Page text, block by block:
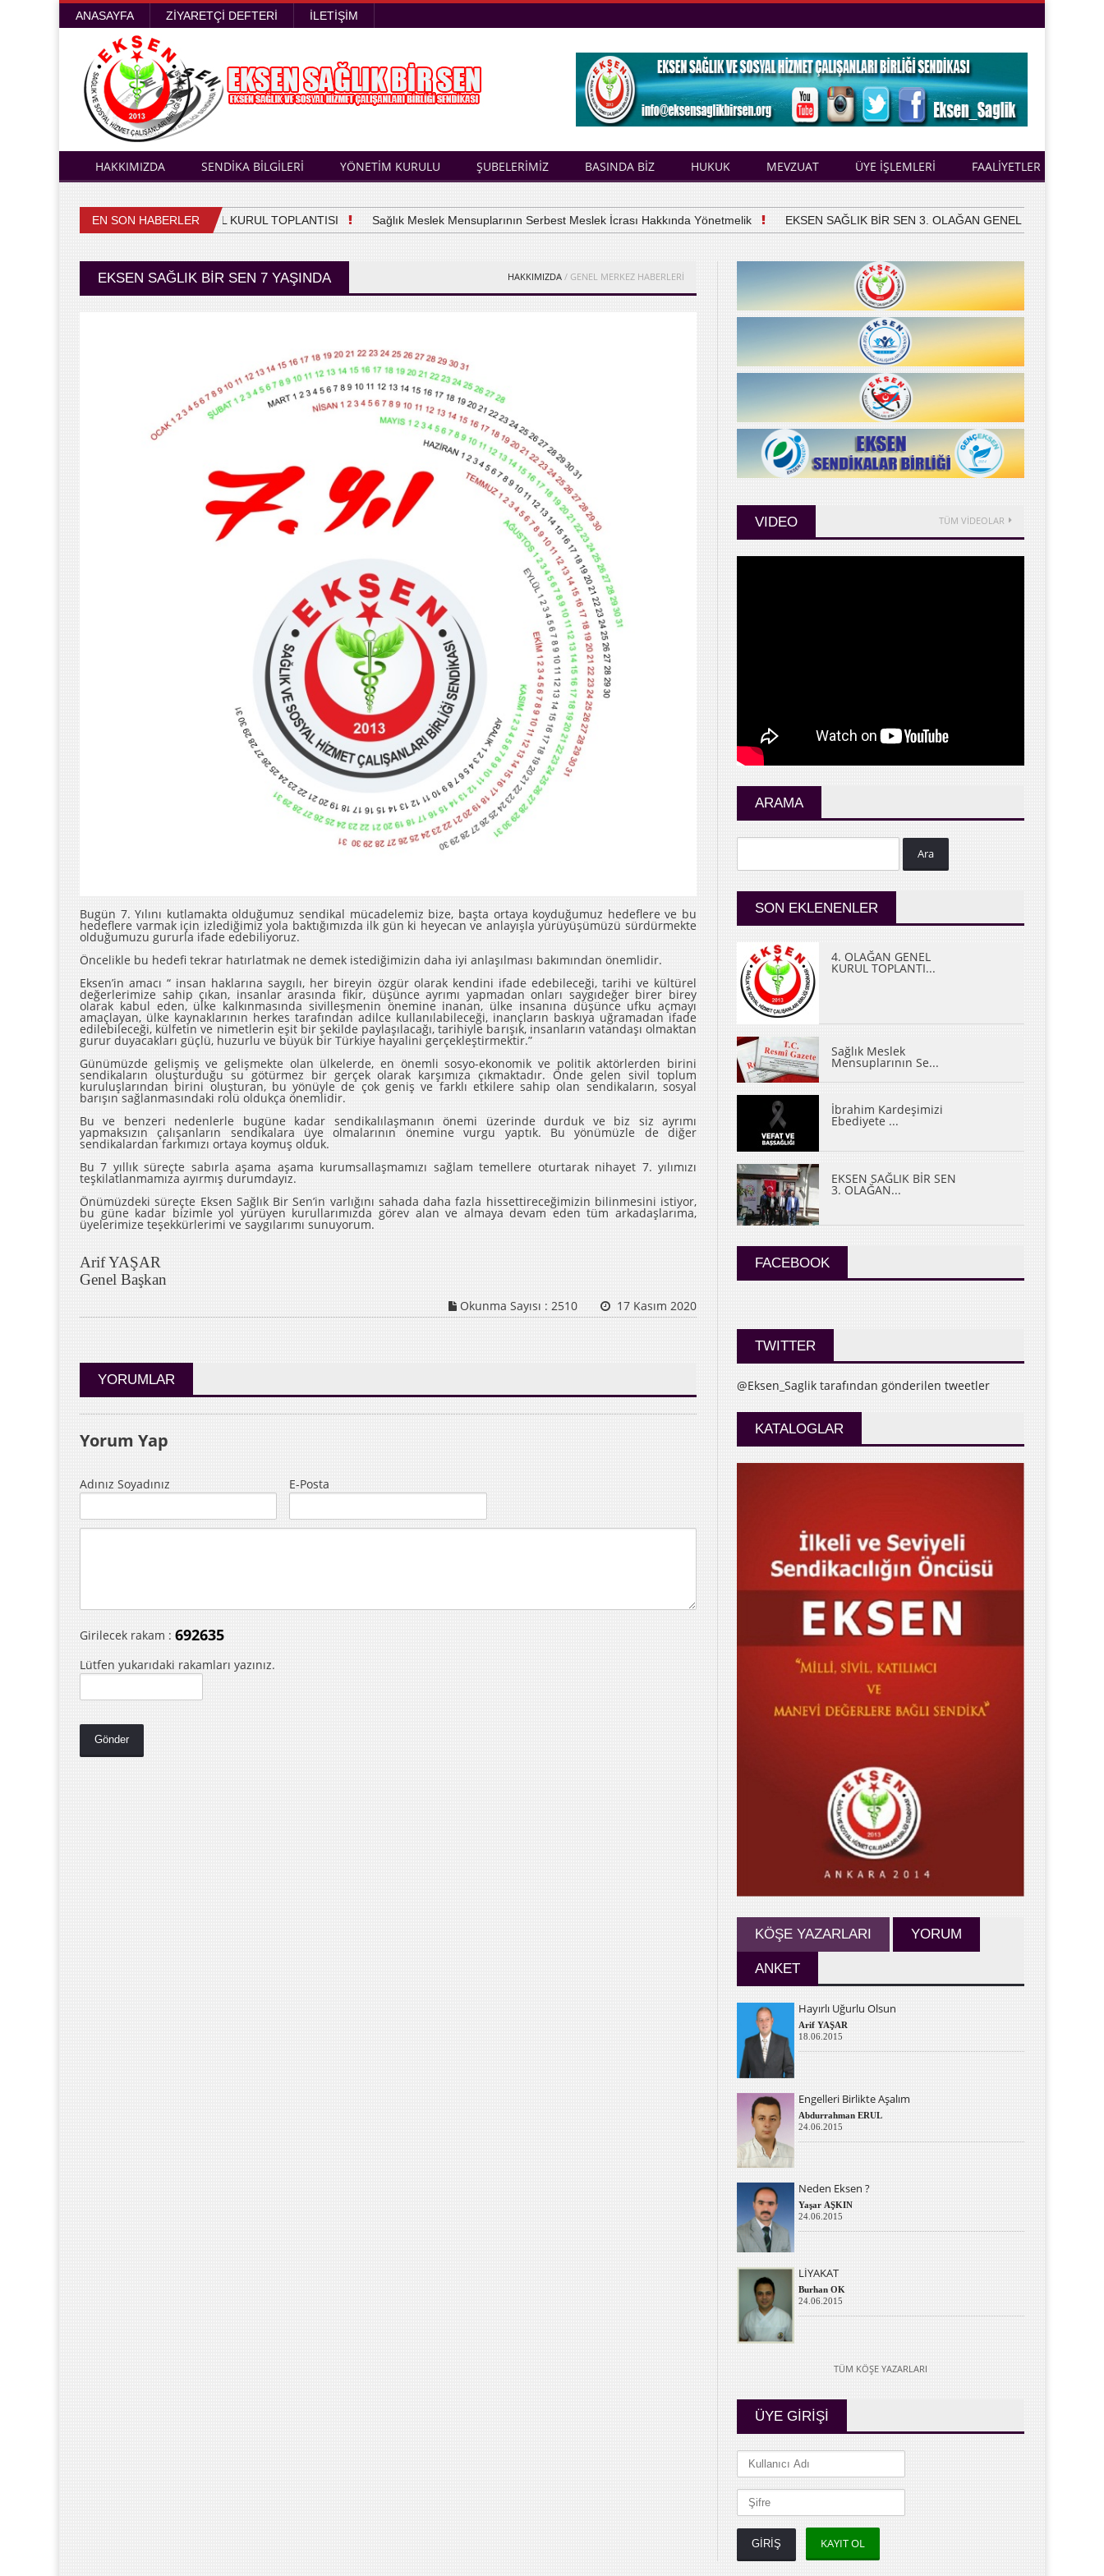
ANASAYFA ZIYARETÇI DEFTERI İLETIŞIM
HAKKIMIZDA SENDİKA BİLGİLERİ YÖNETİM KURULU ŞUBELERİMİZ BASINDA BİZ HUKUK MEVZUAT ÜYE İŞLEMLERİ FAALİYETLER
EN SON HABERLER
4. OLAĞAN GENEL KURUL TOPLANTISI Sağlık Meslek Mensuplarının Serbest Meslek İcrası Hakkında Yönetmelik EKSEN SAĞLIK BİR SEN 3. OLAĞAN GENEL KURULUNU YAPTI
EKSEN SAĞLIK BIR SEN 7 YAŞINDA HAKKIMIZDA / GENEL MERKEZ HABERLERİ
Bugün 7. Yılını kutlamakta olduğumuz sendikal mücadelemiz bize, başta ortaya koyduğumuz hedeflere ve bu
hedeflere varmak için izlediğimiz yola baktığımızda ilk gün ki heyecan ve anlayışla yürüyüşümüzü sürdürmekte
olduğumuzu gururla ifade edebiliyoruz.
Öncelikle bu hedefi tekrar hatırlatmak ne demek istediğimizin daha iyi anlaşılması bakımından önemlidir.
Eksen’in amacı “ insan haklarına saygılı, her bireyin özgür olarak kendini ifade edebileceği, tarihi ve kültürel
değerlerimize sahip çıkan, insanlar arasında fikir, düşünce ayrımı yapmadan onları saygıdeğer birer birey
olarak kabul eden, ülke kalkınmasında sivilleşmenin önemine inanan, ülke insanına düşünce ufku açmayı
amaçlayan, ülke kaynaklarının herkes tarafından adilce kullanılabileceği, inançların baskıya uğramadan ifade
edilebileceği, külfetin ve nimetlerin eşit bir şekilde paylaşılacağı, tarihiyle barışık, insanların vatandaşı olmaktan
gurur duyacakları güçlü, huzurlu ve büyük bir Türkiye hayalini gerçekleştirmektir.”
Günümüzde gelişmiş ve gelişmekte olan ülkelerde, en önemli sosyo-ekonomik ve politik aktörlerden birini
sendikaların oluşturduğu su götürmez bir gerçek olarak karşımıza çıkmaktadır. Önde gelen sivil toplum
kuruluşlarından birini oluşturan, bu yönüyle de çok geniş ve farklı etkilere sahip olan sendikaların, sosyal
barışın sağlanmasındaki rolü oldukça önemlidir.
Bu ve benzeri nedenlerle bugüne kadar sendikalılaşmanın önemi üzerinde durduk ve biz siz ayrımı
yapmaksızın çalışanların sendikalara üye olmalarının önemine vurgu yaptık. Bu yönümüzle de diğer
sendikalardan farkımızı ortaya koymuş olduk.
Bu 7 yıllık süreçte sabırla aşama aşama kurumsallaşmamızı sağlam temellere oturtarak nihayet 7. yılımızı
teşkilatlanmamıza ayırmış durumdayız.
Önümüzdeki süreçte Eksen Sağlık Bir Sen’in varlığını sahada daha fazla hissettireceğimizin bilinmesini istiyor,
bu güne kadar bizimle yol yürüyen kurullarımızda görev alan ve almaya devam eden tüm arkadaşlarıma,
üyelerimize teşekkürlerimi ve saygılarımı sunuyorum.
Arif YAŞAR
Genel Başkan
Okunma Sayısı : 2510 17 Kasım 2020
YORUMLAR
Yorum Yap
Adınız Soyadınız E-Posta
Girilecek rakam : 692635
Lütfen yukarıdaki rakamları yazınız.
VIDEO TÜM VİDEOLAR
ARAMA
Ara
SON EKLENENLER
4. OLAĞAN GENEL
KURUL TOPLANTI...
Sağlık Meslek
Mensuplarının Se...
İbrahim Kardeşimizi
Ebediyete ...
EKSEN SAĞLIK BİR SEN
3. OLAĞAN...
FACEBOOK
TWITTER
@Eksen_Saglik tarafından gönderilen tweetler
KATALOGLAR
KÖŞE YAZARLARI YORUM
ANKET
Hayırlı Uğurlu Olsun
Arif YAŞAR
18.06.2015
Engelleri Birlikte Aşalım
Abdurrahman ERUL
24.06.2015
Neden Eksen ?
Yaşar AŞKIN
24.06.2015
LİYAKAT
Burhan OK
24.06.2015
TÜM KÖŞE YAZARLARI
ÜYE GİRİŞİ
KAYIT OL